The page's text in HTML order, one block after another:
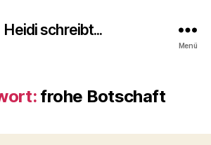
Heidi schreibt...
Menü
frohe Botschaft